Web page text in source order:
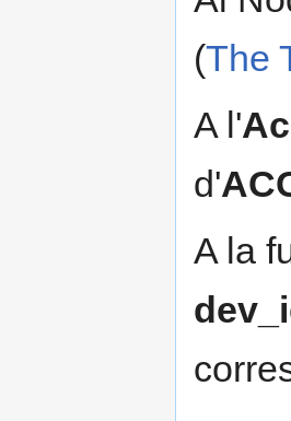
(The
A l'
d'
A la